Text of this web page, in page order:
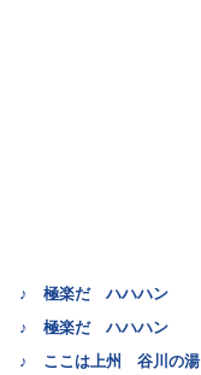
♪ 極楽だ ハハハン
♪ 極楽だ ハハハン
♪ ここは上州 谷川の湯